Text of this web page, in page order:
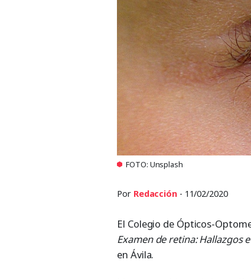
FOTO: Unsplash
Por Redacción- 11/02/2020
El Colegio de Ópticos-
Examen de retina: Hallazgos
en Ávila.